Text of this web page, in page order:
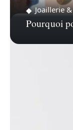
Joaillerie
Pourquoi